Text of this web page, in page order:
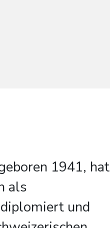
1941, hat
als
und